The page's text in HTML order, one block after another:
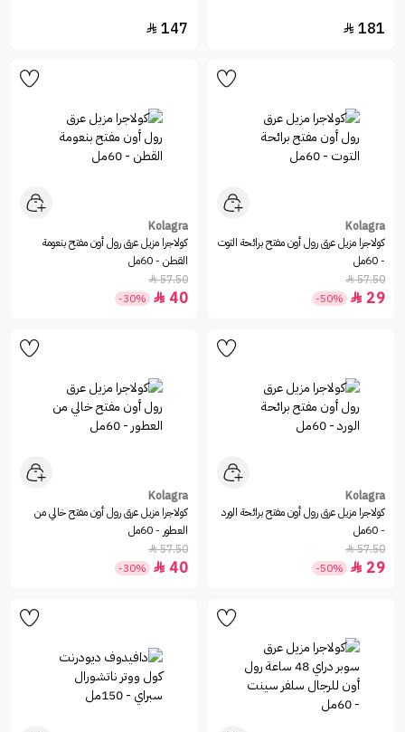
181

147

Kolagra
كولاجرا مزيل عرق رول أون مفتح برائحة التوت
- 60مل
57.50

29

-50%
Kolagra
كولاجرا مزيل عرق رول أون مفتح بنعومة
القطن - 60مل
57.50

40

-30%
Kolagra
كولاجرا مزيل عرق رول أون مفتح برائحة الورد
- 60مل
57.50

29

-50%
Kolagra
كولاجرا مزيل عرق رول أون مفتح خالي من
العطور - 60مل
57.50

40

-30%